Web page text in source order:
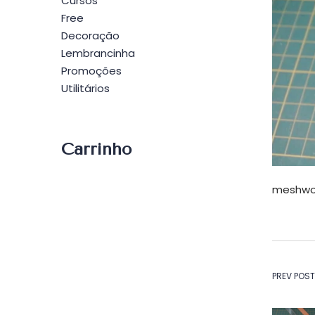
PREV POST
Free
Decoração
Lembrancinha
Promoções
Utilitários
Carrinho